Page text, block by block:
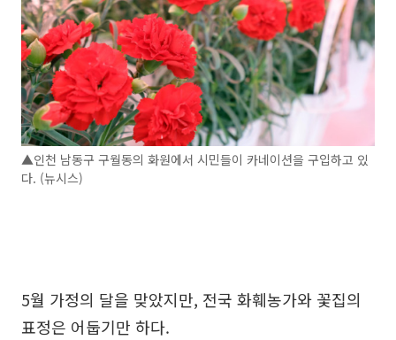
▲인천 남동구 구월동의 화원에서 시민들이 카네이션을 구입하고 있
다. (뉴시스)
5월 가정의 달을 맞았지만, 전국 화훼농가와 꽃집의
표정은 어둡기만 하다.